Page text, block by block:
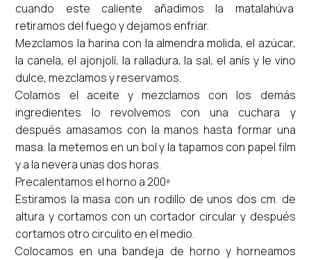
cuando este caliente añadimos la matalahúva
retiramos del fuego y dejamos enfriar.
Mezclamos la harina con la almendra molida, el azúcar,
la canela, el ajonjolí, la ralladura, la sal, el anís y le vino
dulce, mezclamos y reservamos.
Colamos el aceite y mezclamos con los demás
ingredientes lo revolvemos con una cuchara y
después amasamos con la manos hasta formar una
masa. la metemos en un bol y la tapamos con papel film
y a la nevera unas dos horas.
Precalentamos el horno a 200º
Estiramos la masa con un rodillo de unos dos cm. de
altura y cortamos con un cortador circular y después
cortamos otro circulito en el medio.
Colocamos en una bandeja de horno y horneamos